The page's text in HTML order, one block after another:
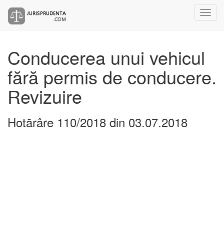
Conducerea unui vehicul
fără permis de conducere.
Revizuire
Hotărâre 110/2018 din 03.07.2018